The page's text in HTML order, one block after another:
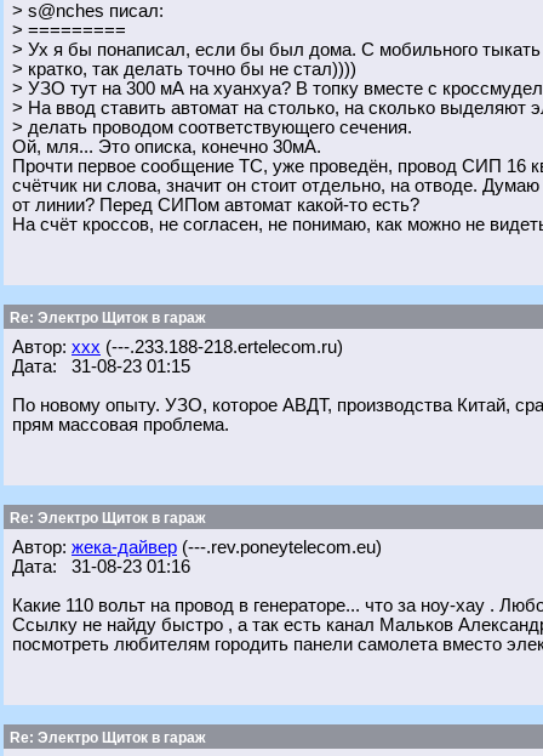
> s@nches писал:
> =========
> Ух я бы понаписал, если бы был дома. С мобильного
> кратко, так делать точно бы не стал))))
> УЗО тут на 300 мА на хуанхуа? В топку вместе с
> На ввод ставить автомат на столько, на сколько выделяют
> делать проводом соответствующего сечения.
Ой, мля... Это описка, конечно 30мА.
Прочти первое сообщение ТС, уже проведён, провод СИП 16
счётчик ни слова, значит он стоит отдельно, на отводе.
от линии? Перед СИПом автомат какой-то есть?
На счёт кроссов, не согласен, не понимаю, как можно не
Re: Электро Щиток в гараж
Автор: xxx (---.233.188-218.ertelecom.ru)
Дата: 31-08-23 01:15
По новому опыту. УЗО, которое АВДТ, производства Китай,
прям массовая проблема.
Re: Электро Щиток в гараж
Автор: жека-дайвер (---.rev.poneytelecom.eu)
Дата: 31-08-23 01:16
Какие 110 вольт на провод в генераторе... что за ноу-хау .
Ссылку не найду быстро , а так есть канал Мальков
посмотреть любителям городить панели самолета вместо
Re: Электро Щиток в гараж